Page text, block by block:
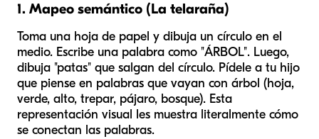
1. Mapeo semántico (La telaraña)
Toma una hoja de papel y dibuja un círculo en el
medio. Escribe una palabra como "ÁRBOL". Luego,
dibuja "patas" que salgan del círculo. Pídele a tu hijo
que piense en palabras que vayan con árbol (hoja,
verde, alto, trepar, pájaro, bosque). Esta
representación visual les muestra literalmente cómo
se conectan las palabras.